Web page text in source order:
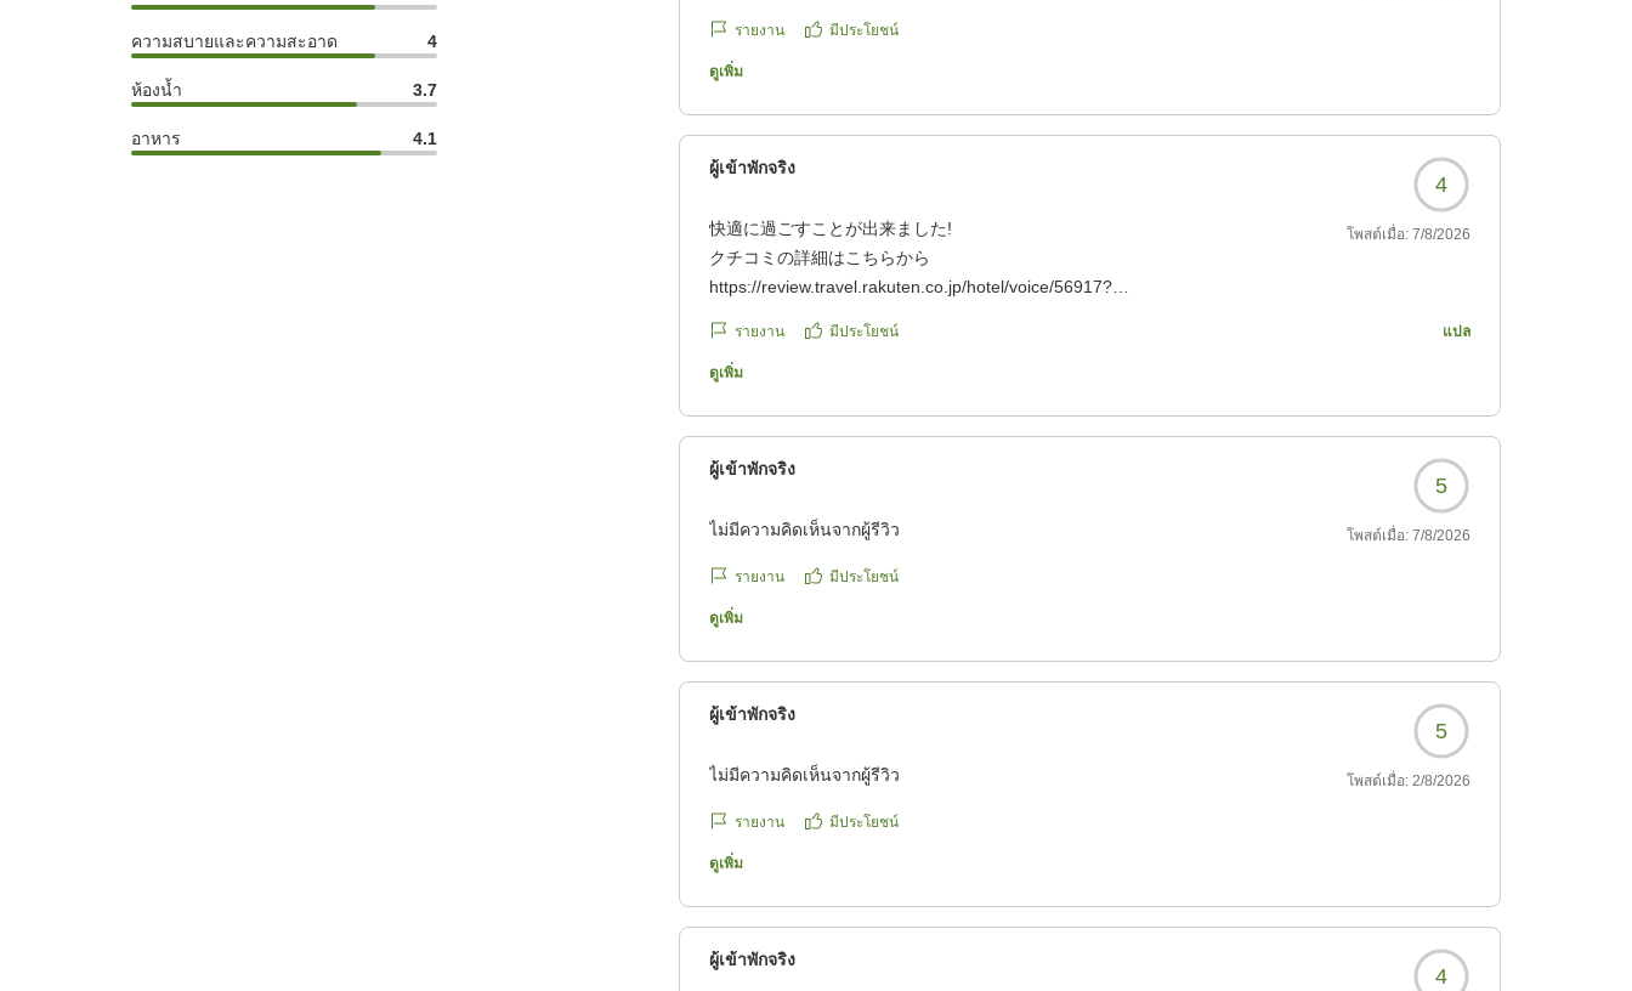
ความสบายและความสะอาด 4
ห้องน้ำ 3.7
อาหาร 4.1
รายงาน มีประโยชน์
ดูเพิ่ม
ผู้เข้าพักจริง
4
快適に過ごすことが出来ました!
クチコミの詳細はこちらから
https://review.travel.rakuten.co.jp/hotel/voice/56917?
โพสต์เมื่อ: 7/8/2026
รายงาน มีประโยชน์ แปล
ดูเพิ่ม
ผู้เข้าพักจริง
5
ไม่มีความคิดเห็นจากผู้รีวิว โพสต์เมื่อ: 7/8/2026
รายงาน มีประโยชน์
ดูเพิ่ม
ผู้เข้าพักจริง
5
ไม่มีความคิดเห็นจากผู้รีวิว โพสต์เมื่อ: 2/8/2026
รายงาน มีประโยชน์
ดูเพิ่ม
ผู้เข้าพักจริง
4